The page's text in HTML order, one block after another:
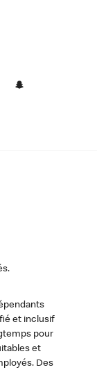
et inclusif
pour
et
Des